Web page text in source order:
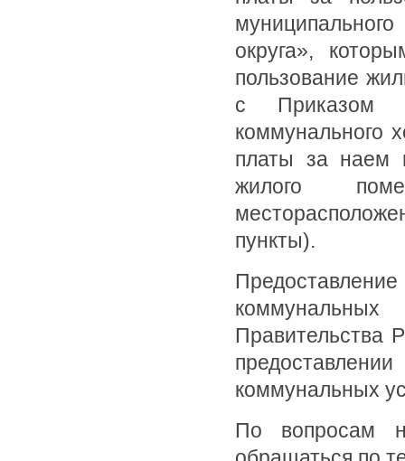
округа»,
пользование
с Приказом
коммунального
платы за наем
жилого
пункты).
Правительства
коммунальных
По вопросам